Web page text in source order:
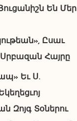
Են Մեր
Ըսաւ
Հայրը
Եւ Ս.
Զոյգ Տօներու